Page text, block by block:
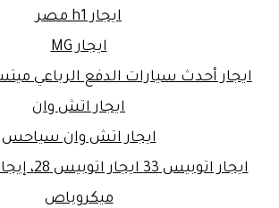
ايجار h1 مصر
ايجار MG
ايجار أحدث سيارات الدفع الرباعي
ايجار اتش وان
ايجار اتش وان سياحس
ايجار اتوبيس
ميكروباص